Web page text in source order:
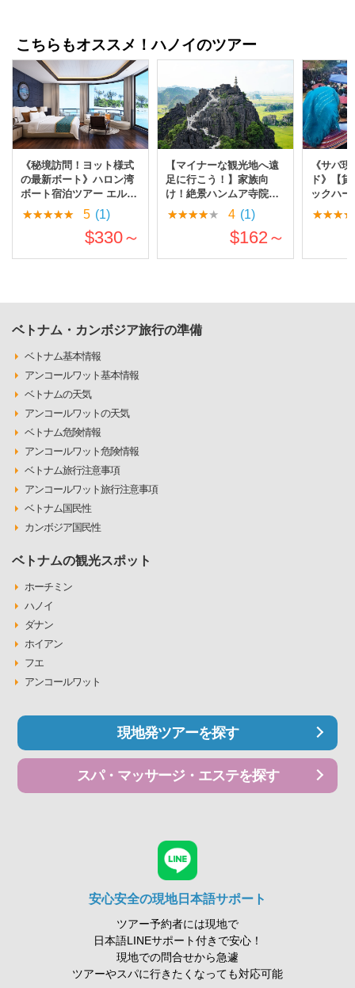
こちらもオススメ！ハノイのツアー
《秘境訪問！ヨット様式
の最新ボート》ハロン湾
ボート宿泊ツアー エルメ
ス・クルーズ 5 (1)
$330～
【マイナーな観光地へ遠
足に行こう！】家族向
け！絶景ハンムア寺院&
トゥンニャム野鳥園ツア
ー
4 (1)
$162～
《サパ
ド》【
ックハ
ベトナム・カンボジア旅行の準備
ベトナム基本情報
アンコールワット基本情報
ベトナムの天気
アンコールワットの天気
ベトナム危険情報
アンコールワット危険情報
ベトナム旅行注意事項
アンコールワット旅行注意事項
ベトナム国民性
カンボジア国民性
ベトナムの観光スポット
ホーチミン
ハノイ
ダナン
ホイアン
フエ
アンコールワット
現地発ツアーを探す
スパ・マッサージ・エステを探す
安心安全の現地日本語サポート
ツアー予約者には現地で
日本語LINEサポート付きで安心！
現地での問合せから急遽
ツアーやスパに行きたくなっても対応可能